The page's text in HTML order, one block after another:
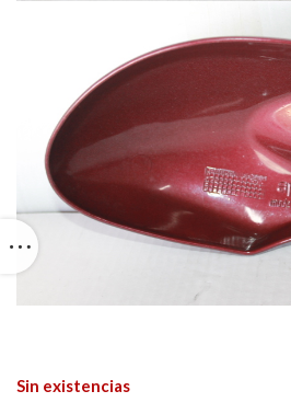
Sin existencias